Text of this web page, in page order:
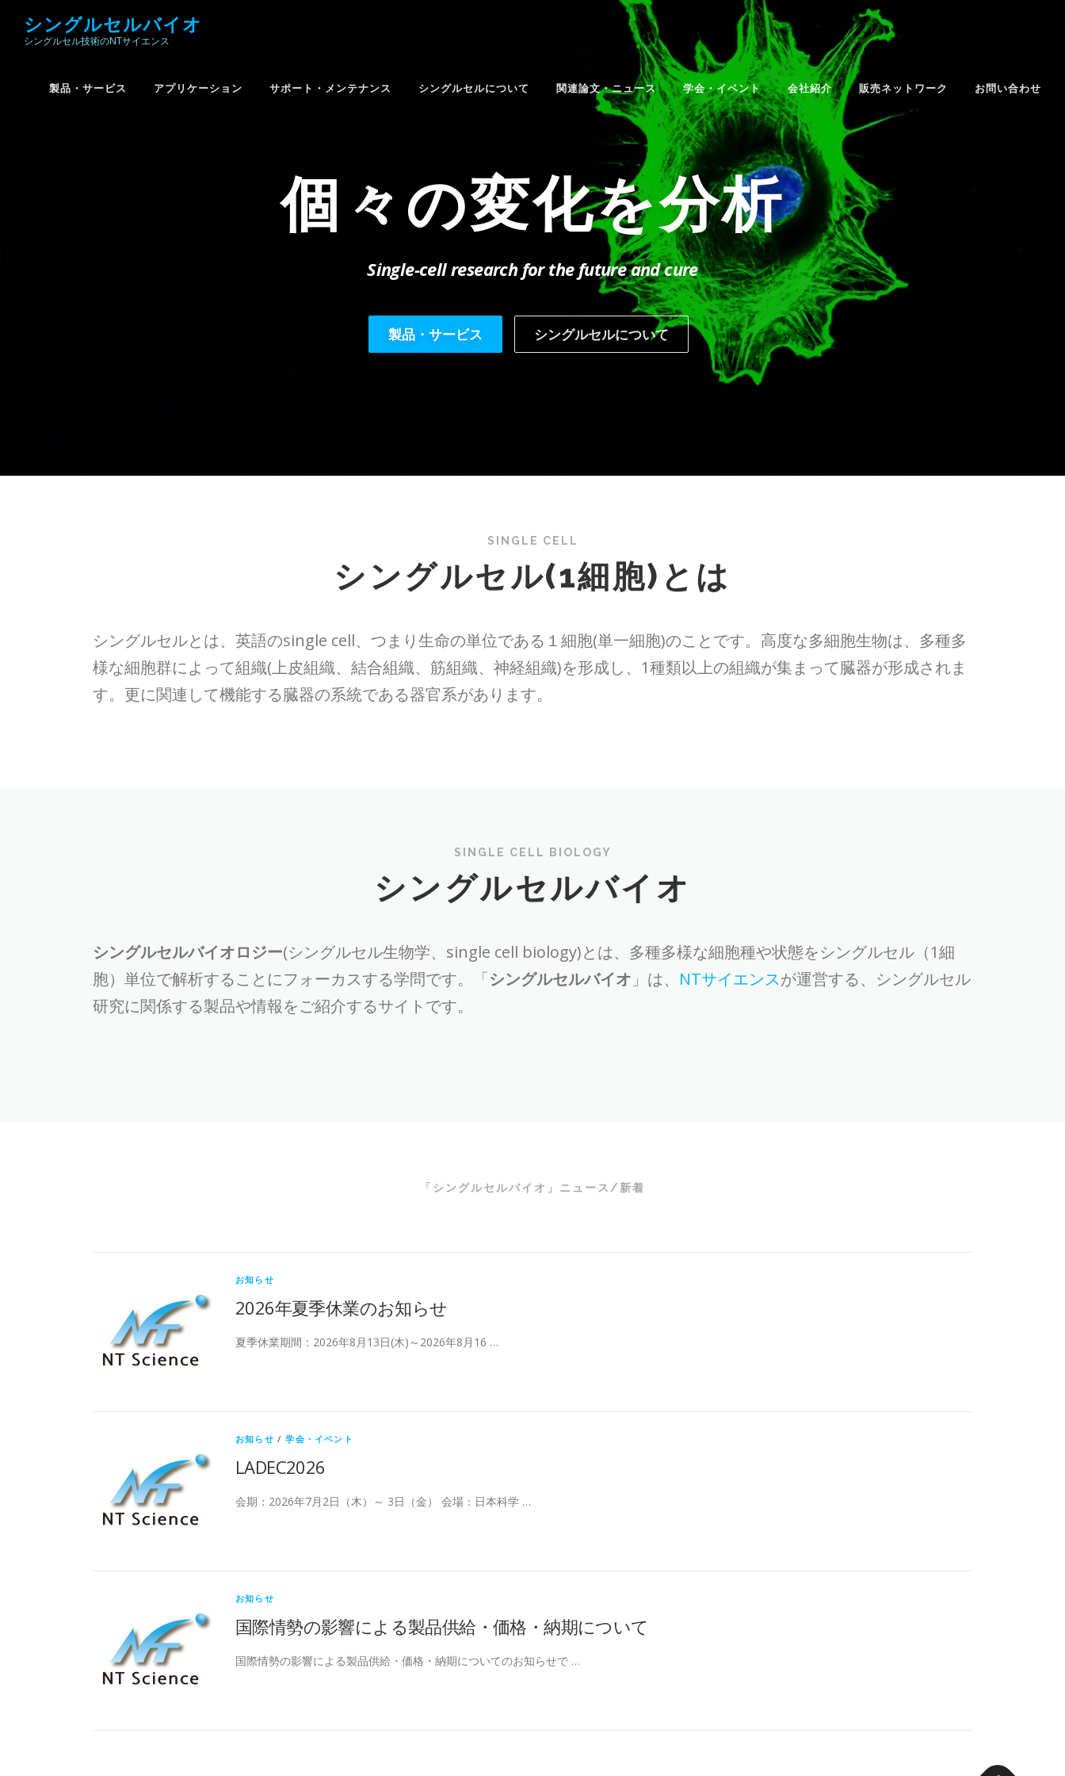
シングルセルバイオ
シングルセル技術のNTサイエンス
製品・サービス アプリケーション サポート・メンテナンス シングルセルについて 関連論文・ニュース 学会・イベント 会社紹介 販売ネットワーク お問い合わせ
希少種の検出
Single-cell research for the future and cure
製品・サービス シングルセルについて
SINGLE CELL
シングルセル(1細胞)とは
シングルセルとは、英語のsingle cell、つまり生命の単位である１細胞(単一細胞)のことです。高度な多細胞生物は、多種多
様な細胞群によって組織(上皮組織、結合組織、筋組織、神経組織)を形成し、1種類以上の組織が集まって臓器が形成されま
す。更に関連して機能する臓器の系統である器官系があります。
SINGLE CELL BIOLOGY
シングルセルバイオ
シングルセルバイオロジー(シングルセル生物学、single cell biology)とは、多種多様な細胞種や状態をシングルセル（1細
胞）単位で解析することにフォーカスする学問です。「シングルセルバイオ 」は、 NTサイエンスが運営する、シングルセル
研究に関係する製品や情報をご紹介するサイトです。
「シングルセルバイオ」ニュース/新着
お知らせ
2026年夏季休業のお知らせ
夏季休業期間：2026年8月13日(木)～2026年8月16 …
お知らせ /学会・イベント
LADEC2026
会期：2026年7月2日（木）～ 3日（金） 会場：日本科学 …
お知らせ
国際情勢の影響による製品供給・価格・納期について
国際情勢の影響による製品供給・価格・納期についてのお知らせで …